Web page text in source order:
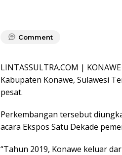
Comment
LINTASSULTRA.COM |
Kabupaten Konawe, Sulawesi
pesat.
Perkembangan tersebut
acara Ekspos Satu Dekade
“Tahun 2019, Konawe keluar